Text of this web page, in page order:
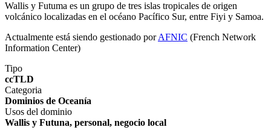
Wallis y Futuma es un grupo de tres islas tropicales de origen
volcánico localizadas en el océano Pacífico Sur, entre Fiyi y Samoa.
Actualmente está siendo gestionado porAFNIC (French Network
Information Center)
Tipo
ccTLD
Categoria
Dominios de Oceanía
Usos del dominio
Wallis y Futuna, personal, negocio local